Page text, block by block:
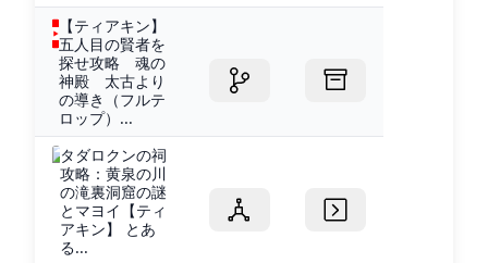
【ティアキン】
五人目の賢者を
探せ攻略 魂の
神殿 太古より
の導き（フルテ
ロップ）...
タダロクンの祠
攻略：黄泉の川
の滝裏洞窟の謎
とマヨイ【ティ
アキン】 とあ
る...